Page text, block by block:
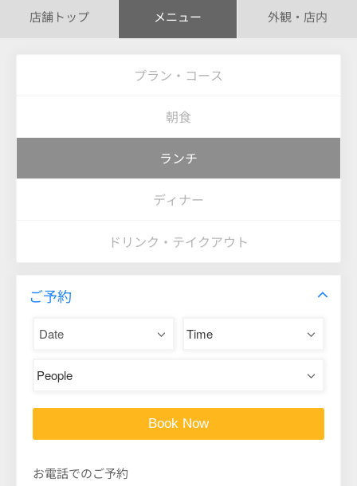
店舗トップ メニュー 外観・店内
プラン・コース
朝食
ランチ
ディナー
ドリンク・テイクアウト
ご予約
お電話でのご予約